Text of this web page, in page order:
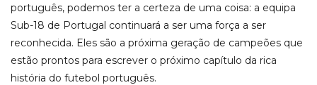
português, podemos ter a certeza de uma coisa: a equipa
Sub-18 de Portugal continuará a ser uma força a ser
reconhecida. Eles são a próxima geração de campeões que
estão prontos para escrever o próximo capítulo da rica
história do futebol português.